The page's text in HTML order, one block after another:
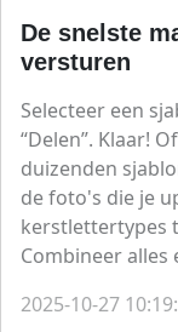
De snelste
versturen
Selecteer een
“Delen”. Klaar!
duizenden
de foto's die je
kerstlettertypes
Combineer alles
2025-10-27